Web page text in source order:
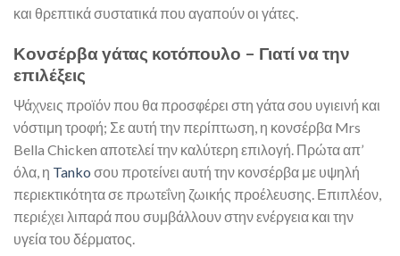
και θρεπτικά συστατικά που αγαπούν οι γάτες.
Κονσέρβα γάτας κοτόπουλο – Γιατί να την
επιλέξεις
Ψάχνεις προϊόν που θα προσφέρει στη γάτα σου υγιεινή και
νόστιμη τροφή; Σε αυτή την περίπτωση, η κονσέρβα Mrs
Bella Chicken αποτελεί την καλύτερη επιλογή. Πρώτα απ’
όλα, η Tanko σου προτείνει αυτή την κονσέρβα με υψηλή
περιεκτικότητα σε πρωτεΐνη ζωικής προέλευσης. Επιπλέον,
περιέχει λιπαρά που συμβάλλουν στην ενέργεια και την
υγεία του δέρματος.